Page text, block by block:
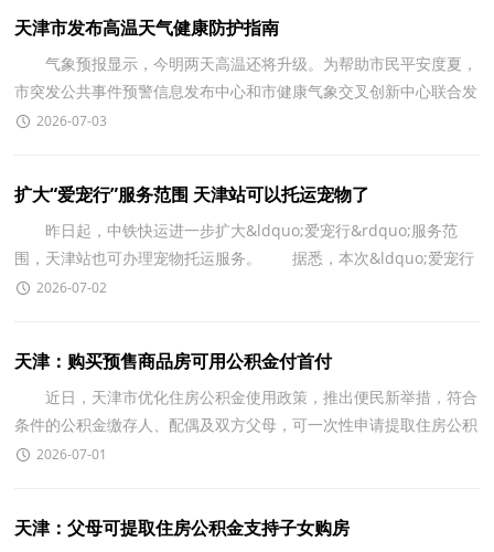
天津市发布高温天气健康防护指南
气象预报显示，今明两天高温还将升级。为帮助市民平安度夏，
市突发公共事件预警信息发布中心和市健康气象交叉创新中心联合发
布高温天气健康防护指南。 主要健康风险
2026-07-03
扩大“爱宠行”服务范围 天津站可以托运宠物了
昨日起，中铁快运进一步扩大&ldquo;爱宠行&rdquo;服务范
围，天津站也可办理宠物托运服务。 据悉，本次&ldquo;爱宠行
&rdquo;服务范围扩大，增加长白山、天津、济南、无锡、厦
2026-07-02
天津：购买预售商品房可用公积金付首付
近日，天津市优化住房公积金使用政策，推出便民新举措，符合
条件的公积金缴存人、配偶及双方父母，可一次性申请提取住房公积
金，用于支付预售商品房购房首付款，进一步降低市民购房
2026-07-01
天津：父母可提取住房公积金支持子女购房